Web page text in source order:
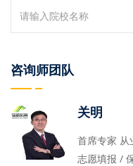
咨询师团队
关明
首席专家 从
志愿填报 /